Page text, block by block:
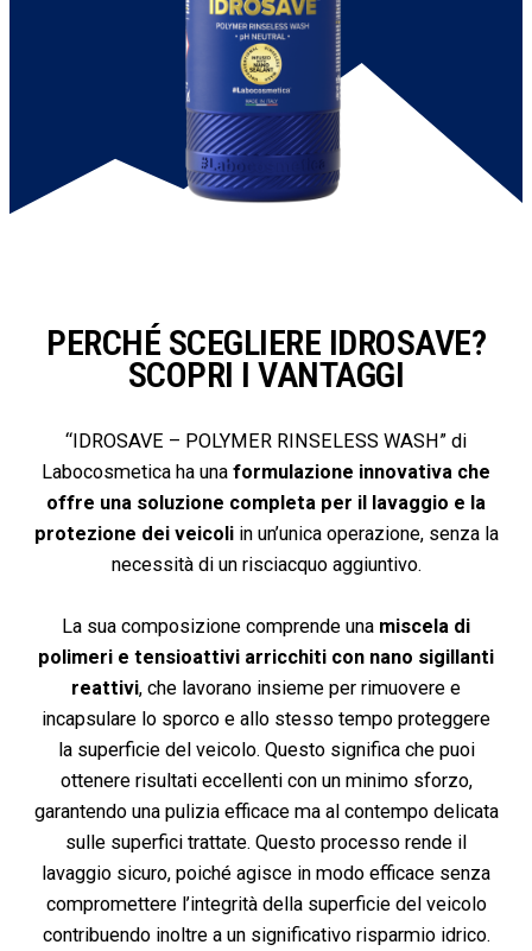
PERCHÉ SCEGLIERE IDROSAVE?
SCOPRI I VANTAGGI
“IDROSAVE – POLYMER RINSELESS WASH” di
Labocosmetica ha una formulazione innovativa che
offre una soluzione completa per il lavaggio e la
protezione dei veicoliin un’unica operazione, senza la
necessità di un risciacquo aggiuntivo.
La sua composizione comprende una miscela di
polimeri e tensioattivi arricchiti con nano sigillanti
reattivi, che lavorano insieme per rimuovere e
incapsulare lo sporco e allo stesso tempo proteggere
la superficie del veicolo. Questo significa che puoi
ottenere risultati eccellenti con un minimo sforzo,
garantendo una pulizia efficace ma al contempo delicata
sulle superfici trattate. Questo processo rende il
lavaggio sicuro, poiché agisce in modo efficace senza
compromettere l’integrità della superficie del veicolo
contribuendo inoltre a un significativo risparmio idrico.